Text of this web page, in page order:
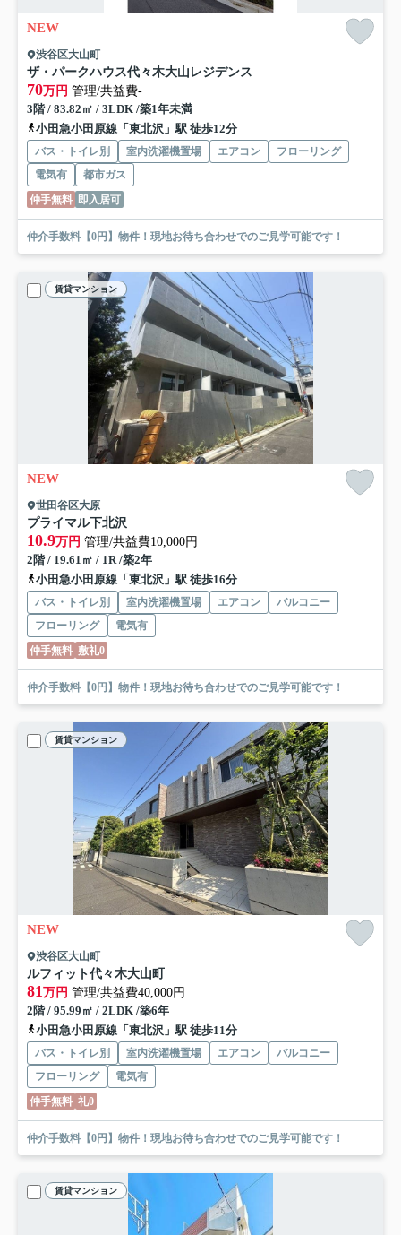
NEW
渋谷区大山町
ザ・パークハウス代々木大山レジデンス
70万円 管理/共益費-
3階 / 83.82㎡ / 3LDK /築1年未満
小田急小田原線「東北沢」駅 徒歩12分
バス・トイレ別 室内洗濯機置場 エアコン
フローリング
電気有
都市ガス
仲手無料 即入居可
仲介手数料【0円】物件！現地お待ち合わせでのご見学可能です！
賃貸マンション
NEW
世田谷区大原
プライマル下北沢
10.9万円 管理/共益費10,000円
2階 / 19.61㎡ / 1R /築2年
小田急小田原線「東北沢」駅 徒歩16分
バス・トイレ別 室内洗濯機置場 エアコン
バルコニー
フローリング
電気有
仲手無料 敷礼0
仲介手数料【0円】物件！現地お待ち合わせでのご見学可能です！
賃貸マンション
NEW
渋谷区大山町
ルフィット代々木大山町
81万円 管理/共益費40,000円
2階 / 95.99㎡ / 2LDK /築6年
小田急小田原線「東北沢」駅 徒歩11分
バス・トイレ別 室内洗濯機置場 エアコン
バルコニー
フローリング
電気有
仲手無料 礼0
仲介手数料【0円】物件！現地お待ち合わせでのご見学可能です！
賃貸マンション